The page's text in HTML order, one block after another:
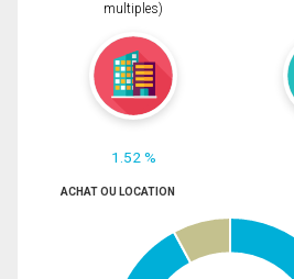
multiples)
1.52 %
ACHAT OU LOCATION